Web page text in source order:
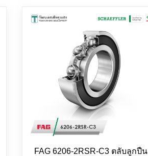
FAG 6206-2RSR-C3 ตลับลูกปืน